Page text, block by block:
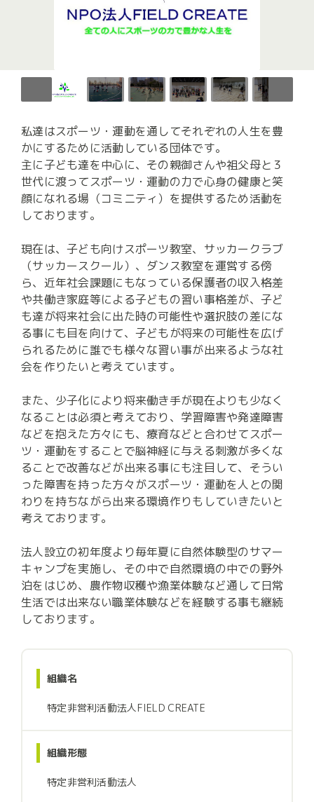
私達はスポーツ・運動を通してそれぞれの人生を豊
かにするために活動している団体です。
主に子ども達を中心に、その親御さんや祖父母と３
世代に渡ってスポーツ・運動の力で心身の健康と笑
顔になれる場（コミニティ）を提供するため活動を
しております。
現在は、子ども向けスポーツ教室、サッカークラブ
（サッカースクール）、ダンス教室を運営する傍
ら、近年社会課題にもなっている保護者の収入格差
や共働き家庭等による子どもの習い事格差が、子ど
も達が将来社会に出た時の可能性や選択肢の差にな
る事にも目を向けて、子どもが将来の可能性を広げ
られるために誰でも様々な習い事が出来るような社
会を作りたいと考えています。
また、少子化により将来働き手が現在よりも少なく
なることは必須と考えており、学習障害や発達障害
などを抱えた方々にも、療育などと合わせてスポー
ツ・運動をすることで脳神経に与える刺激が多くな
ることで改善などが出来る事にも注目して、そうい
った障害を持った方々がスポーツ・運動を人との関
わりを持ちながら出来る環境作りもしていきたいと
考えております。
法人設立の初年度より毎年夏に自然体験型のサマー
キャンプを実施し、その中で自然環境の中での野外
泊をはじめ、農作物収穫や漁業体験など通して日常
生活では出来ない職業体験などを経験する事も継続
しております。
組織名
特定非営利活動法人FIELD CREATE
組織形態
特定非営利活動法人